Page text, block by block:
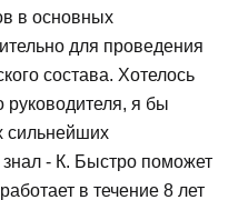
в основных
для проведения
состава. Хотелось
руководителя, я бы
сильнейших
знал - К. Быстро поможет
в течение 8 лет